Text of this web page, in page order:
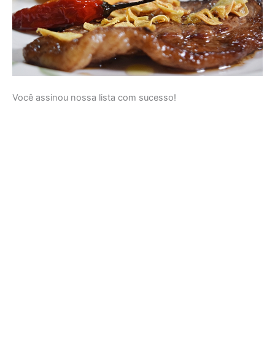
Você assinou nossa lista com sucesso!